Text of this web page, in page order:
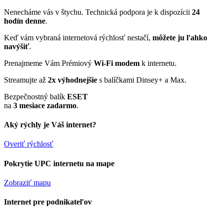
Nenecháme vás v štychu. Technická podpora je k dispozícii 24
hodín denne.
Keď vám vybraná internetová rýchlosť nestačí, môžete ju ľahko
navýšiť.
Prenajmeme Vám Prémiový Wi-Fi modem k internetu.
Streamujte až 2x výhodnejšie s balíčkami Dinsey+ a Max.
Bezpečnostný balík ESET
na 3 mesiace zadarmo.
Aký rýchly je Váš internet?
Overiť rýchlosť
Pokrytie UPC internetu na mape
Zobraziť mapu
Internet pre podnikateľov